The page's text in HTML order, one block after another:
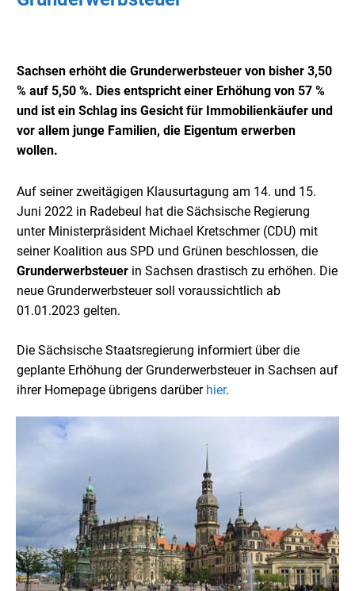
Sachsen erhöht die Grunderwerbsteuer von bisher 3,50
% auf 5,50 %. Dies entspricht einer Erhöhung von 57 %
und ist ein Schlag ins Gesicht für Immobilienkäufer und
vor allem junge Familien, die Eigentum erwerben
wollen.
Auf seiner zweitägigen Klausurtagung am 14. und 15.
Juni 2022 in Radebeul hat die Sächsische Regierung
unter Ministerpräsident Michael Kretschmer (CDU) mit
seiner Koalition aus SPD und Grünen beschlossen, die
Grunderwerbsteuer in Sachsen drastisch zu erhöhen. Die
neue Grunderwerbsteuer soll voraussichtlich ab
01.01.2023 gelten.
Die Sächsische Staatsregierung informiert über die
geplante Erhöhung der Grunderwerbsteuer in Sachsen auf
ihrer Homepage übrigens darüber hier.